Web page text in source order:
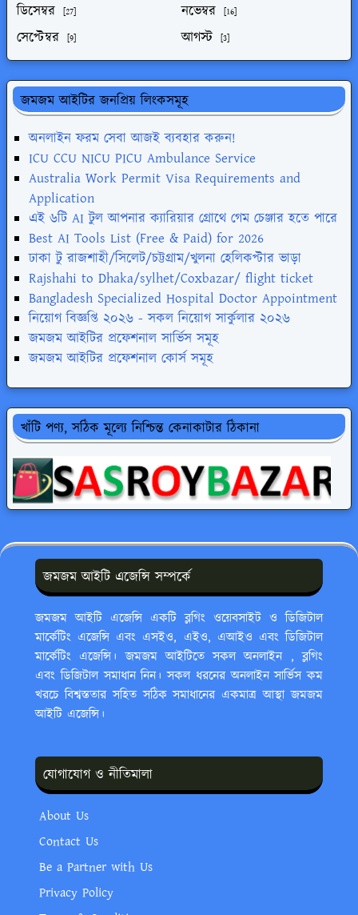
ডিসেম্বর [27] নভেম্বর [16]
সেপ্টেম্বর [9] আগস্ট [3]
জমজম আইটির জনপ্রিয় লিংকসমূহ
অনলাইন ফরম সেবা আজই ব্যবহার করুন!
ICU CCU NICU PICU Ambulance Service
Australia Work Permit Visa Requirements and
Application
এই ৬টি AI টুল আপনার ক্যারিয়ার গ্রোথে গেম চেঞ্জার হতে পারে
Best AI Tools List (Free & Paid) for 2026
ঢাকা টু রাজশাহী/সিলেট/চট্টগ্রাম/খুলনা হেলিকপ্টার ভাড়া
Rajshahi to Dhaka/sylhet/Coxbazar/ flight ticket
Bangladesh Specialized Hospital Doctor Appointment
নিয়োগ বিজ্ঞপ্তি ২০২৬ - সকল নিয়োগ সার্কুলার ২০২৬
জমজম আইটির প্রফেশনাল সার্ভিস সমূহ
জমজম আইটির প্রফেশনাল কোর্স সমূহ
খাঁটি পণ্য, সঠিক মূল্যে নিশ্চিন্ত কেনাকাটার ঠিকানা
জমজম আইটি এজেন্সি সম্পর্কে
জমজম আইটি এজেন্সি একটি ব্লগিং ওয়েবসাইট ও ডিজিটাল
মার্কেটিং এজেন্সি এবং এসইও, এইও, এআইও এবং ডিজিটাল
মার্কেটিং এজেন্সি। জমজম আইটিতে সকল অনলাইন , ব্লগিং
এবং ডিজিটাল সমাধান নিন। সকল ধরনের অনলাইন সার্ভিস কম
খরচে বিশ্বস্ততার সহিত সঠিক সমাধানের একমাত্র আস্থা জমজম
আইটি এজেন্সি।
যোগাযোগ ও নীতিমালা
About Us
Contact Us
Be a Partner with Us
Privacy Policy